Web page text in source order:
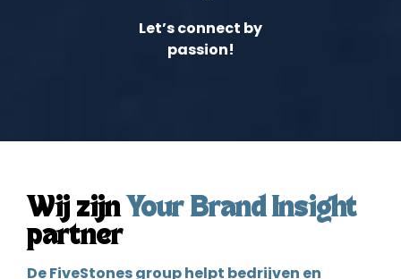
Let’s connect by
passion!
Wij zijn Your Brand Insight
partner
De FiveStones group helpt bedrijven en